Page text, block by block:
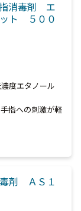
消毒剤 エ
ト ５００
度エタノール
指への刺激が軽
剤 ＡＳ１